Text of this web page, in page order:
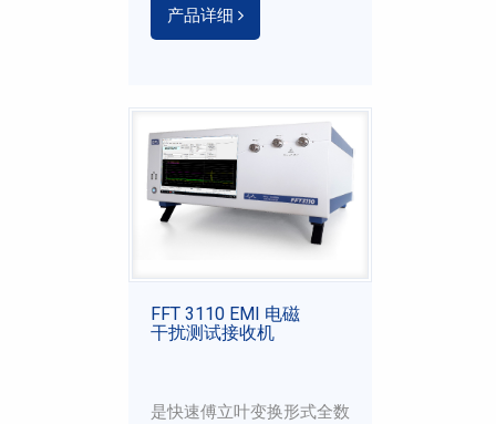
产品详细
FFT 3110 EMI 电磁
干扰测试接收机
是快速傅立叶变换形式全数